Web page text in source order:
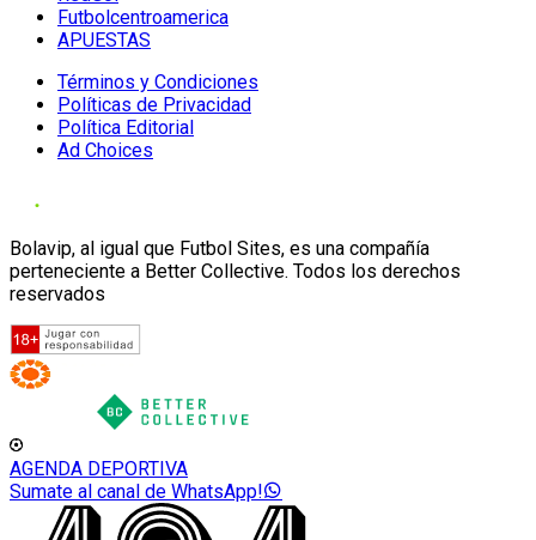
Futbolcentroamerica
APUESTAS
Términos y Condiciones
Políticas de Privacidad
Política Editorial
Ad Choices
Bolavip, al igual que Futbol Sites, es una compañía
perteneciente a Better Collective. Todos los derechos
reservados
AGENDA DEPORTIVA
Sumate al canal de WhatsApp!